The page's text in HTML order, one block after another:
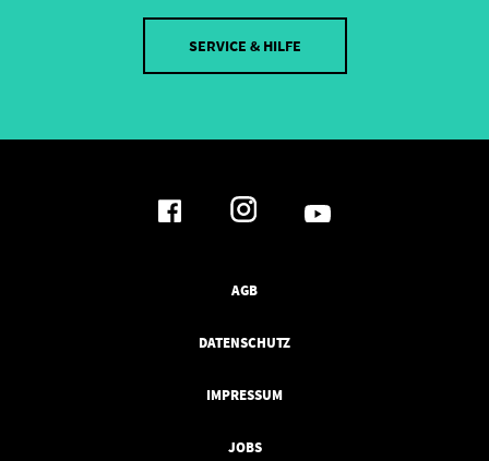
SERVICE & HILFE
AGB
DATENSCHUTZ
IMPRESSUM
JOBS